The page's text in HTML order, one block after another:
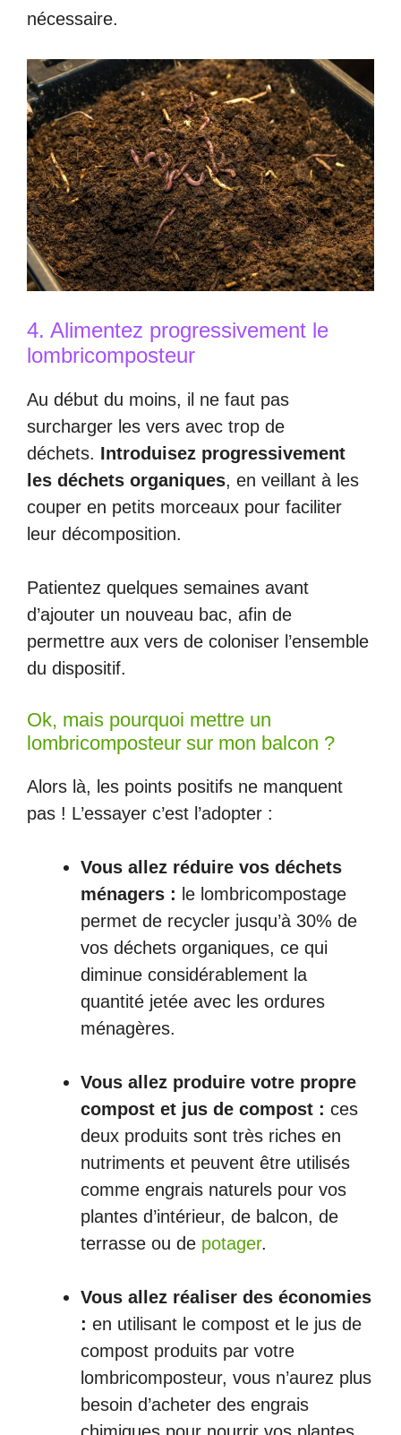
nécessaire.
4. Alimentez progressivement le
lombricomposteur
Au début du moins, il ne faut pas
surcharger les vers avec trop de
déchets. Introduisez progressivement
les déchets organiques, en veillant à les
couper en petits morceaux pour faciliter
leur décomposition.
Patientez quelques semaines avant
d’ajouter un nouveau bac, afin de
permettre aux vers de coloniser l’ensemble
du dispositif.
Ok, mais pourquoi mettre un
lombricomposteur sur mon balcon ?
Alors là, les points positifs ne manquent
pas ! L’essayer c’est l’adopter :
Vous allez réduire vos déchets
ménagers : le lombricompostage
permet de recycler jusqu’à 30% de
vos déchets organiques, ce qui
diminue considérablement la
quantité jetée avec les ordures
ménagères.
Vous allez produire votre propre
compost et jus de compost : ces
deux produits sont très riches en
nutriments et peuvent être utilisés
comme engrais naturels pour vos
plantes d’intérieur, de balcon, de
terrasse ou de potager.
Vous allez réaliser des économies
: en utilisant le compost et le jus de
compost produits par votre
lombricomposteur, vous n’aurez plus
besoin d’acheter des engrais
chimiques pour nourrir vos plantes.